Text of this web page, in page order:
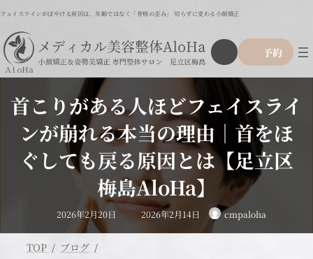
ン
テ
ン
ツ
へ
ビ
ゲ
ー
シ
ョ
フェイスラインがぼやける原因は、年齢ではなく「骨格の歪み」 切らずに変わる小顔矯正
ア
イ
コ
リ
ク
予約
グ
ル
プ
リ
ン
ク
首こりがある人ほどフェイスライ
ンが崩れる本当の理由｜首をほ
ぐしても戻る原因とは【足立区
梅島AloHa】
2026年2月20日 最
終
新
2026年2月14日 cmpaloha
TOP
ブログ